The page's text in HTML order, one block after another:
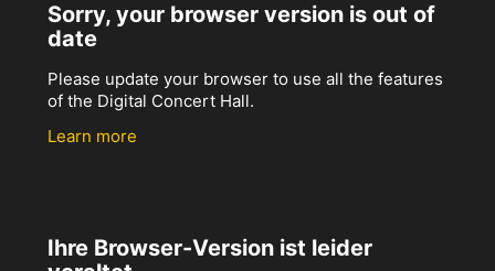
Sorry, your browser version is out of
date
Please update your browser to use all the features
of the Digital Concert Hall.
Learn more
Ihre Browser-Version ist leider